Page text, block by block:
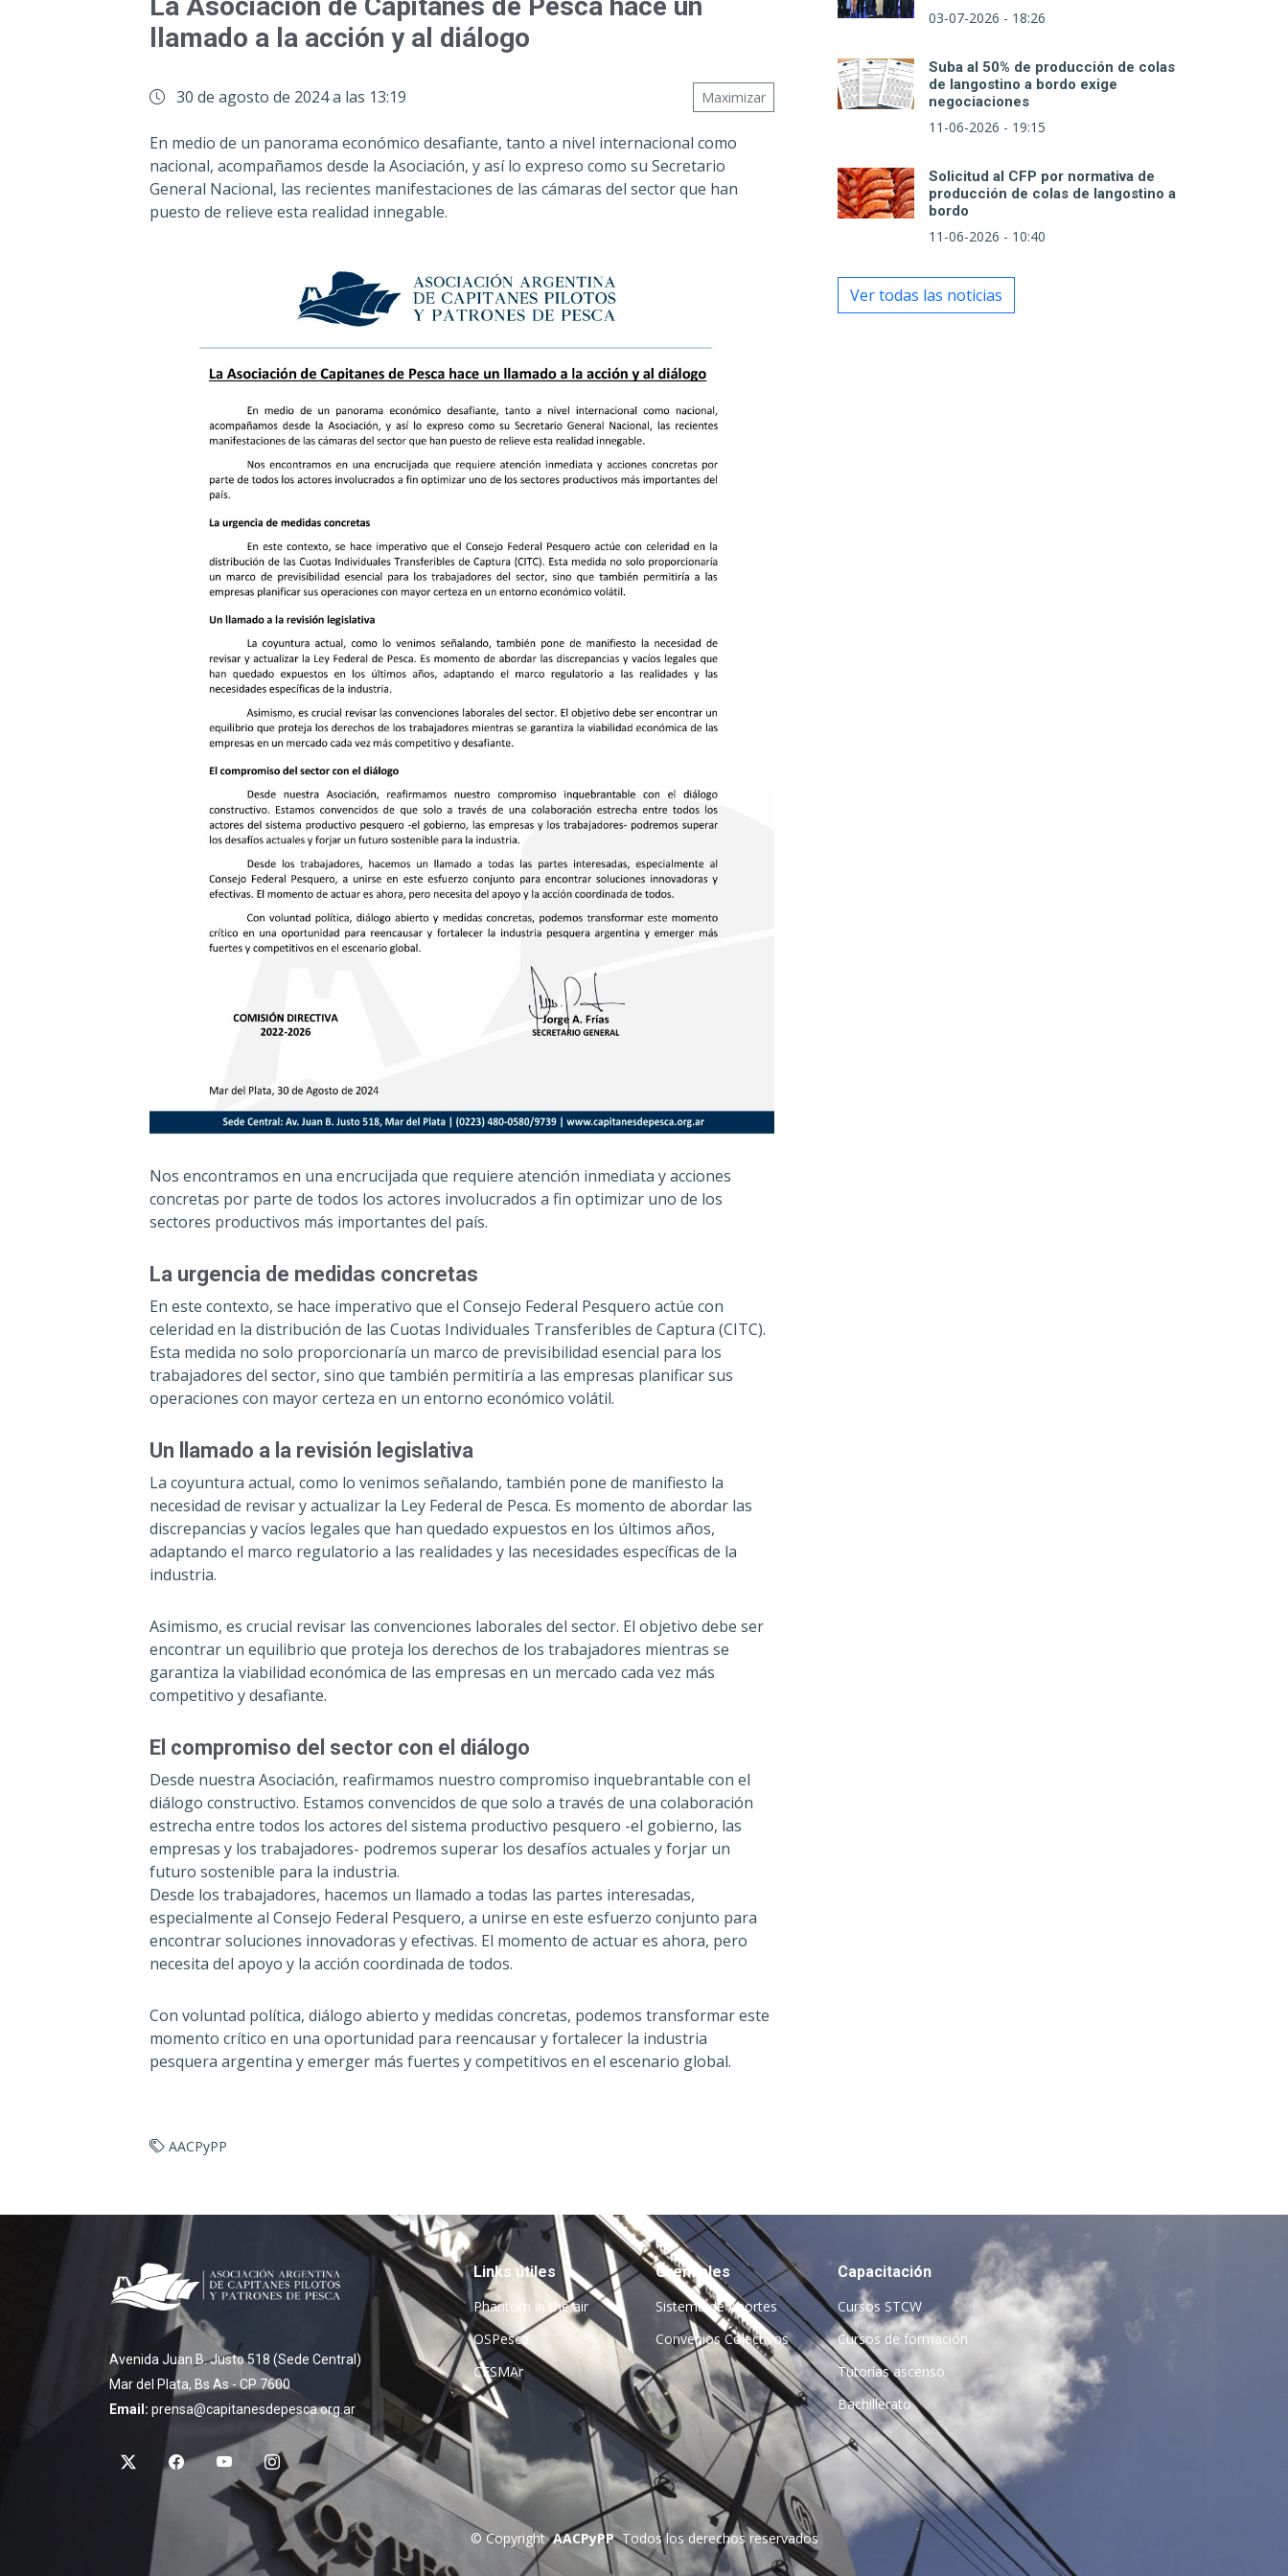
llamado a la acción y al diálogo
30 de agosto de 2024 a las 13:19 Maximizar
En medio de un panorama económico desafiante, tanto a nivel internacional como
nacional, acompañamos desde la Asociación, y así lo expreso como su Secretario
General Nacional, las recientes manifestaciones de las cámaras del sector que han
puesto de relieve esta realidad innegable.
Nos encontramos en una encrucijada que requiere atención inmediata y acciones
concretas por parte de todos los actores involucrados a fin optimizar uno de los
sectores productivos más importantes del país.
La urgencia de medidas concretas
En este contexto, se hace imperativo que el Consejo Federal Pesquero actúe con
celeridad en la distribución de las Cuotas Individuales Transferibles de Captura (CITC).
Esta medida no solo proporcionaría un marco de previsibilidad esencial para los
trabajadores del sector, sino que también permitiría a las empresas planificar sus
operaciones con mayor certeza en un entorno económico volátil.
Un llamado a la revisión legislativa
La coyuntura actual, como lo venimos señalando, también pone de manifiesto la
necesidad de revisar y actualizar la Ley Federal de Pesca. Es momento de abordar las
discrepancias y vacíos legales que han quedado expuestos en los últimos años,
adaptando el marco regulatorio a las realidades y las necesidades específicas de la
industria.
Asimismo, es crucial revisar las convenciones laborales del sector. El objetivo debe ser
encontrar un equilibrio que proteja los derechos de los trabajadores mientras se
garantiza la viabilidad económica de las empresas en un mercado cada vez más
competitivo y desafiante.
El compromiso del sector con el diálogo
Desde nuestra Asociación, reafirmamos nuestro compromiso inquebrantable con el
diálogo constructivo. Estamos convencidos de que solo a través de una colaboración
estrecha entre todos los actores del sistema productivo pesquero -el gobierno, las
empresas y los trabajadores- podremos superar los desafíos actuales y forjar un
futuro sostenible para la industria.
Desde los trabajadores, hacemos un llamado a todas las partes interesadas,
especialmente al Consejo Federal Pesquero, a unirse en este esfuerzo conjunto para
encontrar soluciones innovadoras y efectivas. El momento de actuar es ahora, pero
necesita del apoyo y la acción coordinada de todos.
Con voluntad política, diálogo abierto y medidas concretas, podemos transformar este
momento crítico en una oportunidad para reencausar y fortalecer la industria
pesquera argentina y emerger más fuertes y competitivos en el escenario global.
AACPyPP
03-07-2026 - 18:26
Suba al 50% de producción de colas
de langostino a bordo exige
negociaciones
11-06-2026 - 19:15
Solicitud al CFP por normativa de
producción de colas de langostino a
bordo
11-06-2026 - 10:40
Ver todas las noticias
Avenida Juan B. Justo 518 (Sede Central)
Mar del Plata, Bs As - CP 7600
Email: prensa@capitanesdepesca.org.ar
Links útiles
Phantom in the air
OSPesca
CESMAr
Gremiales
Sistema de Aportes
Convenios Colectivos
Capacitación
Cursos STCW
Cursos de formación
Tutorías ascenso
Bachillerato
©Copyright AACPyPP Todos los derechos reservados